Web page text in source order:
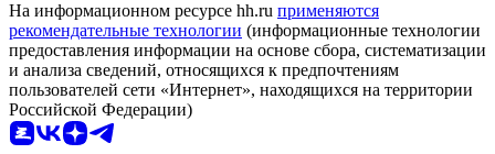
На информационном ресурсе hh.ru применяются
рекомендательные технологии (информационные технологии
предоставления информации на основе сбора, систематизации
и анализа сведений, относящихся к предпочтениям
пользователей сети «Интернет», находящихся на территории
Российской Федерации)